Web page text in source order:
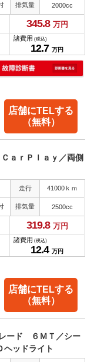
排気量 2000cc
345.8 万円
諸費用 (税込)
12.7 万円
店舗にTELする
（無料）
ａｒＰｌａｙ／両側
走行 41000ｋｍ
排気量 2500cc
319.8 万円
諸費用 (税込)
12.4 万円
店舗にTELする
（無料）
ード ６ＭＴ／シー
ヘッドライト